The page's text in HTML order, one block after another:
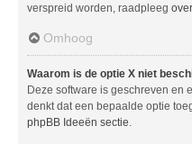
verspreid worden, raadpleeg
Omhoog
Waarom is de optie X niet
Deze software is geschreven en
denkt dat een bepaalde optie
phpBB Ideeën sectie.